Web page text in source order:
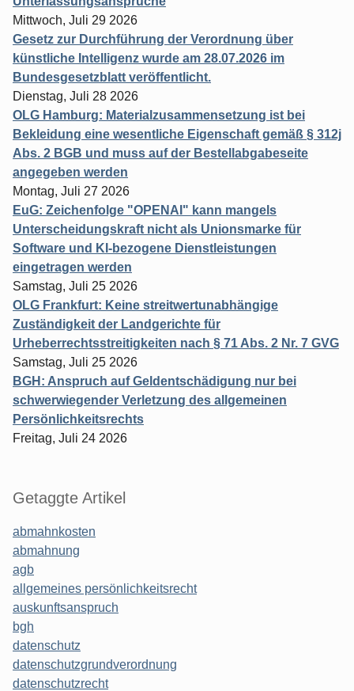
Mittwoch, Juli 29 2026
Gesetz zur Durchführung der Verordnung über
künstliche Intelligenz wurde am 28.07.2026 im
Bundesgesetzblatt veröffentlicht.
Dienstag, Juli 28 2026
OLG Hamburg: Materialzusammensetzung ist bei
Bekleidung eine wesentliche Eigenschaft gemäß § 312j
Abs. 2 BGB und muss auf der Bestellabgabeseite
angegeben werden
Montag, Juli 27 2026
EuG: Zeichenfolge "OPENAI" kann mangels
Unterscheidungskraft nicht als Unionsmarke für
Software und KI-bezogene Dienstleistungen
eingetragen werden
Samstag, Juli 25 2026
OLG Frankfurt: Keine streitwertunabhängige
Zuständigkeit der Landgerichte für
Urheberrechtsstreitigkeiten nach § 71 Abs. 2 Nr. 7 GVG
Samstag, Juli 25 2026
BGH: Anspruch auf Geldentschädigung nur bei
schwerwiegender Verletzung des allgemeinen
Persönlichkeitsrechts
Freitag, Juli 24 2026
Getaggte Artikel
abmahnkosten
abmahnung
agb
allgemeines persönlichkeitsrecht
auskunftsanspruch
bgh
datenschutz
datenschutzgrundverordnung
datenschutzrecht